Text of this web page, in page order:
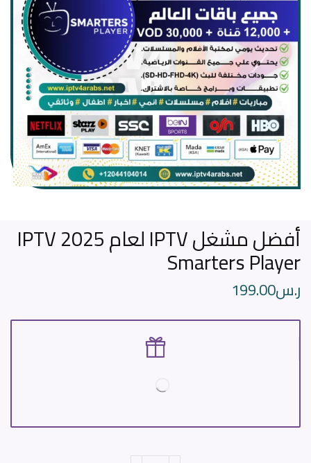
أفضل مشغل IPTV لعام 2025 IPTV
Smarters Player
ر.س199.00